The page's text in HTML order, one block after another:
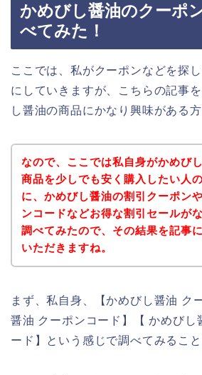
かめびし醤油のクーポ
べてみた！
ここでは、私がクーポンなどを探
にしていきますが、こちらの記事
し醤油の商品にかなり興味がある
なので、ここでは私自身がかめび
商品を少しでも安く購入したい人
に、かめびし醤油の割引クーポン
ンコードなどお得な割引セールが
調べてみたので、その結果を記事
いただきますね。
まず、私自身、【かめびし醤油 ク
醤油 クーポンコード】【 かめびし
ード】という感じで調べてみること